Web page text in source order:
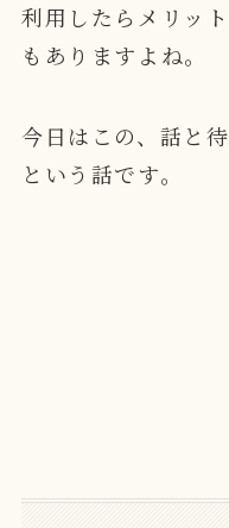
利用したらメリッ
もありますよね。
今日はこの、話と
という話です。